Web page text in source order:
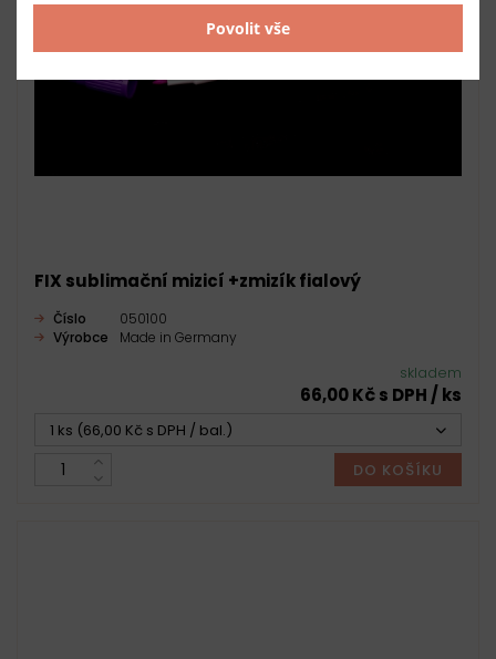
FIX sublimační mizicí +zmizík fialový
Číslo
050100
Výrobce
Made in Germany
skladem
66,00 Kč s DPH / ks
1 ks (66,00 Kč s DPH / bal.)
DO KOŠÍKU
Povolit vše